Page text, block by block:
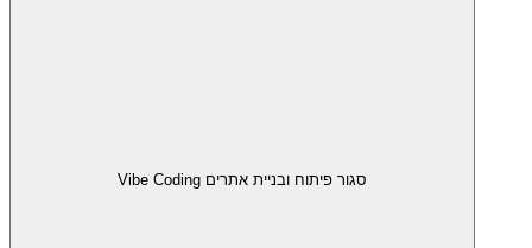
סגור פיתוח ובניית אתרים Vibe Coding